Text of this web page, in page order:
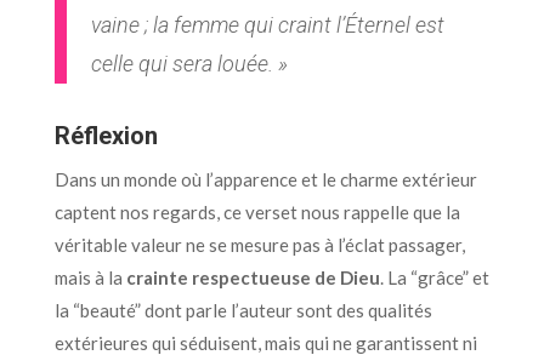
vaine ; la femme qui craint l’Éternel est
celle qui sera louée. »
Réflexion
Dans un monde où l’apparence et le charme extérieur
captent nos regards, ce verset nous rappelle que la
véritable valeur ne se mesure pas à l’éclat passager,
mais à la crainte respectueuse de Dieu. La “grâce” et
la “beauté” dont parle l’auteur sont des qualités
extérieures qui séduisent, mais qui ne garantissent ni